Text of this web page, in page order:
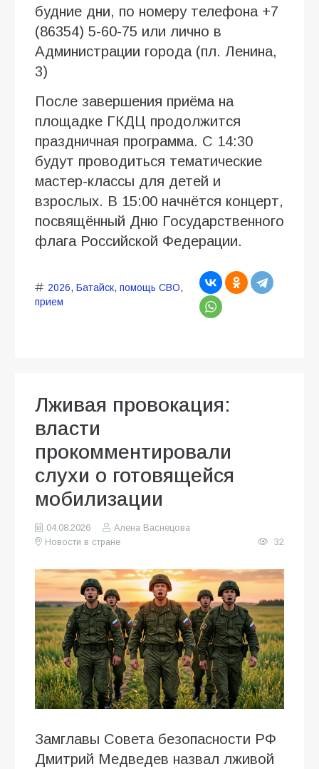
будние дни, по номеру телефона +7
(86354) 5-60-75 или лично в
Администрации города (пл. Ленина,
3)
После завершения приёма на
площадке ГКДЦ продолжится
праздничная программа. С 14:30
будут проводиться тематические
мастер-классы для детей и
взрослых. В 15:00 начнётся концерт,
посвящённый Дню Государственного
флага Российской Федерации.
2026, Батайск, помощь СВО,
прием
Лживая провокация:
власти
прокомментировали
слухи о готовящейся
мобилизации
04.08.2026
Алена Васнецова
Новости в стране
32
Замглавы Совета безопасности РФ
Дмитрий Медведев назвал лживой